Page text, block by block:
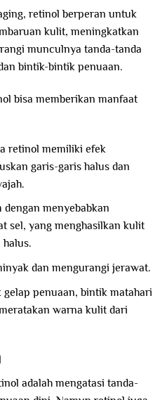
retinol berperan untuk
kulit, meningkatkan
munculnya tanda-tanda
bintik-bintik penuaan.
bisa memberikan manfaat
retinol memiliki efek
garis-garis halus dan
menyebabkan
sel, yang menghasilkan kulit
halus.
dan mengurangi jerawat.
penuaan, bintik matahari
warna kulit dari
adalah mengatasi tanda-